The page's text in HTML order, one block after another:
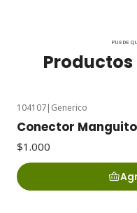
PUEDE
104107| Generico
Conector
$1.000